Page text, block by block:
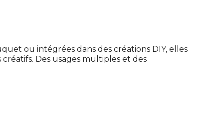
ou intégrées dans des créations DIY, elles
Des usages multiples et des